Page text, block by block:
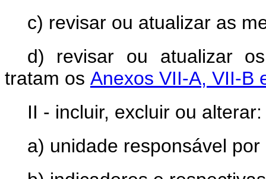
c) revisar ou atualizar as
d) revisar ou atualizar
tratam os Anexos VII-A, VII-B
II - incluir, excluir ou alterar:
a) unidade responsável